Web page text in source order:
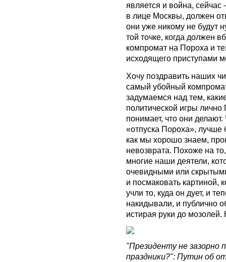
является и война, сейчас
в лице Москвы, должен
они уже никому не будут
той точке, когда должен
компромат на Пороха и
исходящего приступами
Хочу поздравить наших
самый убойный
задумаемся над тем,
политической игры
понимает, что они
«отпуска Пороха»,
как мы хорошо знаем,
невозврата. Похоже на
многие наши деятели,
очевидными или
и посмаковать картиной,
учли то, куда он дует, и
накидывали, и публично
истирая руки до мозолей.
"Президенту не зазорно
праздники?": Путин об